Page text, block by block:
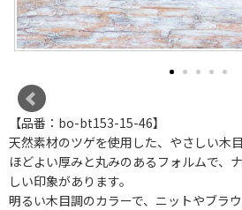
【品番：bo-bt153-15-46】
天然素材のツゲを使用した、やさしい木
ほどよい厚みと丸みのあるフォルムで、
しい印象があります。
明るい木目調のカラーで、ニットやブラ